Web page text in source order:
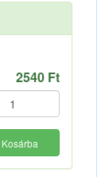
2540 Ft
Kosárba